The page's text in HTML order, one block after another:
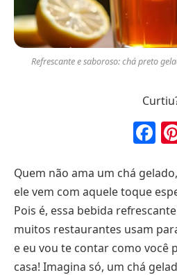
Refrescante e saboroso: chá preto
Quem não ama um chá
ele vem com aquele toque
Pois é, essa bebida
muitos restaurantes usam
e eu vou te contar como você
casa! Imagina só, um chá